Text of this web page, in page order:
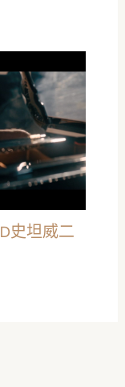
史坦威二